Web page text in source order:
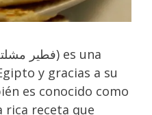
y gracias a su
es conocido como
rica receta que